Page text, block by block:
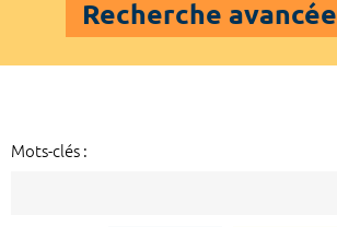
Recherche avancée
Mots-clés :